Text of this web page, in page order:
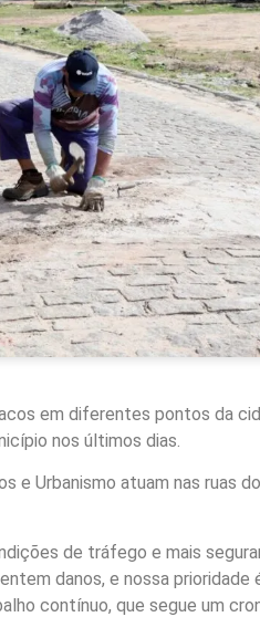
em diferentes pontos da
nos últimos dias.
e Urbanismo atuam nas ruas
de tráfego e mais
danos, e nossa
contínuo, que segue um